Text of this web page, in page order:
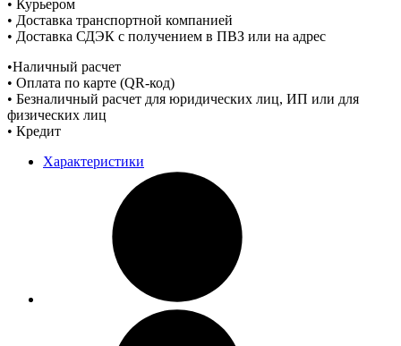
• Курьером
• Доставка транспортной компанией
• Доставка СДЭК с получением в ПВЗ или на адрес
•Наличный расчет
• Оплата по карте (QR-код)
• Безналичный расчет для юридических лиц, ИП или для
физических лиц
• Кредит
Характеристики